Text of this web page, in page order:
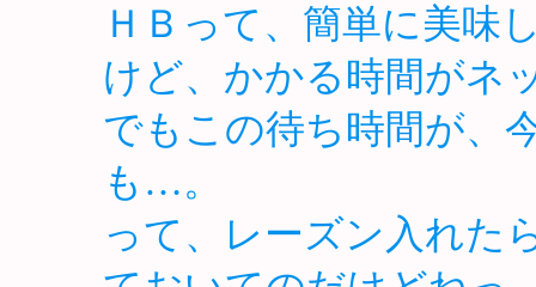
ＨＢって、簡単に美味
けど、かかる時間がネ
でもこの待ち時間が、
も…。
って、レーズン入れた